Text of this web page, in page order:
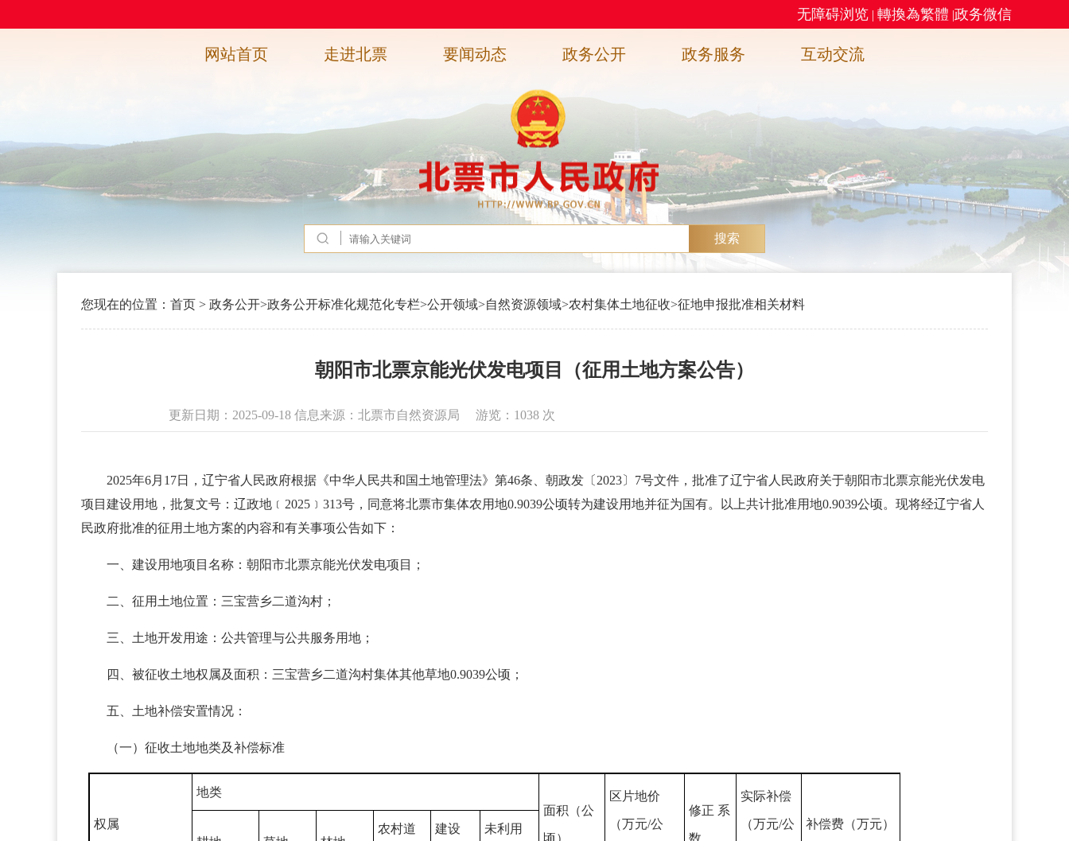
无障碍浏览 | 轉換為繁體 |政务微信
网站首页 走进北票 要闻动态 政务公开 政务服务 互动交流
搜索
您现在的位置： 首页 > 政务公开>政务公开标准化规范化专栏>公开领域>自然资源领域>农村集体土地征收>征地申报批准相关材料
朝阳市北票京能光伏发电项目（征用土地方案公告）
更新日期：2025-09-18 信息来源：北票市自然资源局 游览： 1038 次
2025年6月17日，辽宁省人民政府根据《中华人民共和国土地管理法》第46条、朝政发〔2023〕7号文件，批准了辽宁省人民政府关于朝阳市北票京能光伏发电
项目建设用地，批复文号：辽政地﹝2025﹞313号，同意将北票市集体农用地0.9039公顷转为建设用地并征为国有。以上共计批准用地0.9039公顷。现将经辽宁省人
民政府批准的征用土地方案的内容和有关事项公告如下：
一、建设用地项目名称：朝阳市北票京能光伏发电项目；
二、征用土地位置：三宝营乡二道沟村；
三、土地开发用途：公共管理与公共服务用地；
四、被征收土地权属及面积：三宝营乡二道沟村集体其他草地0.9039公顷；
五、土地补偿安置情况：
（一）征收土地地类及补偿标准
权属
地类
面积（公
顷）
区片地价
（万元/公
修正 系
数
实际补偿
（万元/公
补偿费（万元）
农村道 建设 未利用